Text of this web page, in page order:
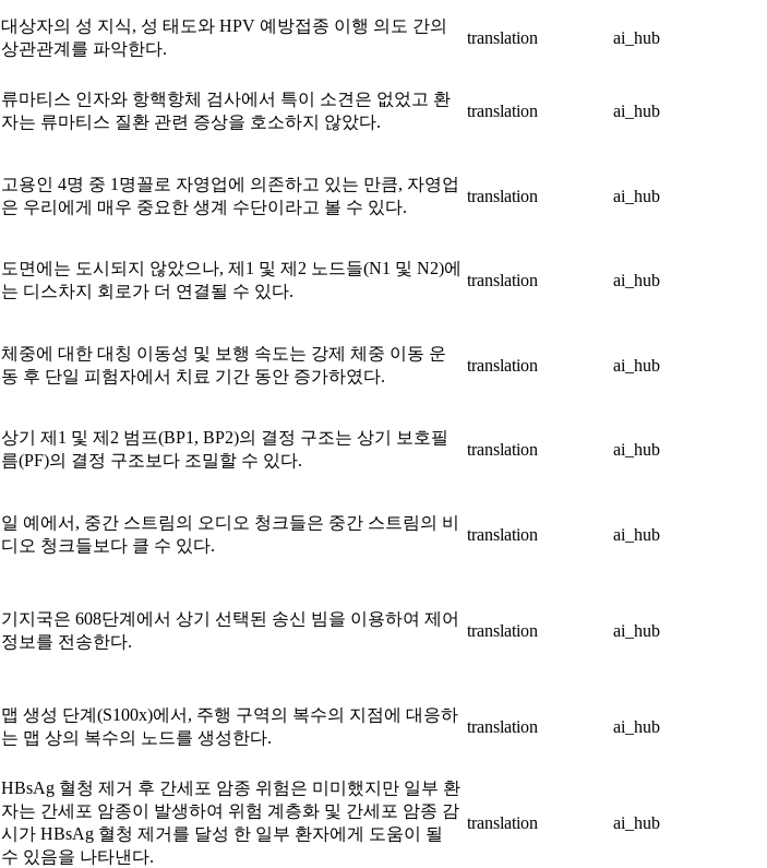
대상자의 성 지식, 성 태도와 HPV 예방접종 이행 의도 간의
상관관계를 파악한다.
translation ai_hub
류마티스 인자와 항핵항체 검사에서 특이 소견은 없었고 환
자는 류마티스 질환 관련 증상을 호소하지 않았다.
translation ai_hub
고용인 4명 중 1명꼴로 자영업에 의존하고 있는 만큼, 자영업
은 우리에게 매우 중요한 생계 수단이라고 볼 수 있다.
translation ai_hub
도면에는 도시되지 않았으나, 제1 및 제2 노드들(N1 및 N2)에
는 디스차지 회로가 더 연결될 수 있다.
translation ai_hub
체중에 대한 대칭 이동성 및 보행 속도는 강제 체중 이동 운
동 후 단일 피험자에서 치료 기간 동안 증가하였다.
translation ai_hub
상기 제1 및 제2 범프(BP1, BP2)의 결정 구조는 상기 보호필
름(PF)의 결정 구조보다 조밀할 수 있다.
translation ai_hub
일 예에서, 중간 스트림의 오디오 청크들은 중간 스트림의 비
디오 청크들보다 클 수 있다.
translation ai_hub
기지국은 608단계에서 상기 선택된 송신 빔을 이용하여 제어
정보를 전송한다.
translation ai_hub
맵 생성 단계(S100x)에서, 주행 구역의 복수의 지점에 대응하
는 맵 상의 복수의 노드를 생성한다.
translation ai_hub
HBsAg 혈청 제거 후 간세포 암종 위험은 미미했지만 일부 환
자는 간세포 암종이 발생하여 위험 계층화 및 간세포 암종 감
시가 HBsAg 혈청 제거를 달성 한 일부 환자에게 도움이 될
수 있음을 나타낸다.
translation ai_hub